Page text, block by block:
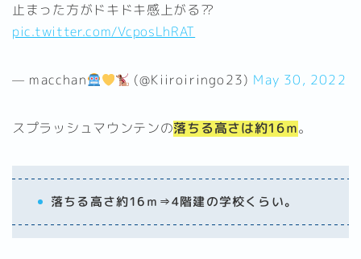
止まった方がドキドキ感上がる⁇
pic.twitter.com/VcposLhRAT
— macchan (@Kiiroiringo23) May 30, 2022
スプラッシュマウンテンの落ちる高さは約16ｍ。
落ちる高さ約16ｍ⇒4階建の学校くらい。